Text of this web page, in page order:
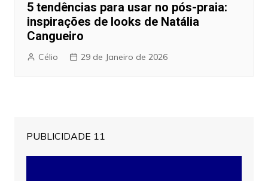
5 tendências para usar no pós-praia:
inspirações de looks de Natália
Cangueiro
Célio 29 de Janeiro de 2026
PUBLICIDADE 11